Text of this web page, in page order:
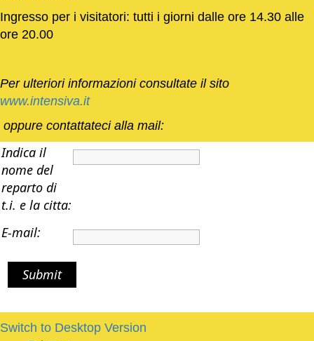
Ingresso per i visitatori: tutti i giorni dalle ore 14.30 alle
ore 20.00
Per ulteriori informazioni consultate il sito
www.intensiva.it
oppure contattateci alla mail:
Indica il
nome del
reparto di
t.i. e la citta:
E-mail:
Submit
Switch to Desktop Version